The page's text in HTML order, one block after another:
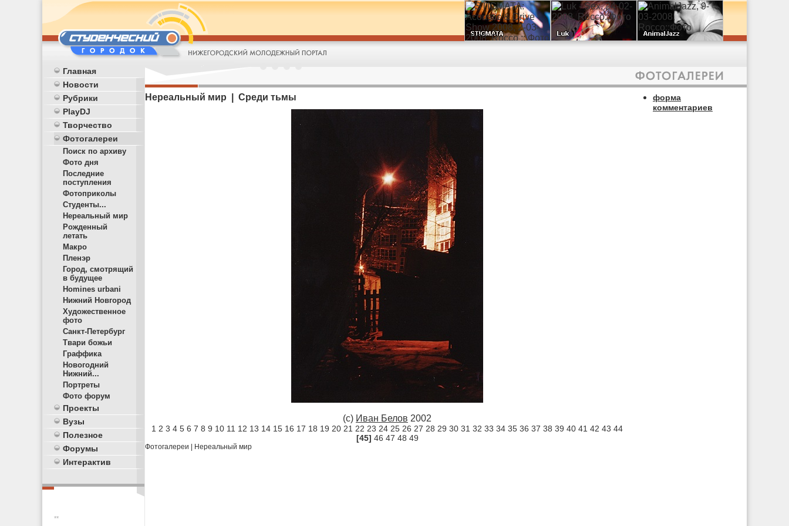
Главная
Новости
Рубрики
PlayDJ
Творчество
Фотогалереи
Поиск по архиву
Фото дня
Последние
поступления
Фотоприколы
Студенты...
Нереальный мир
Рожденный
летать
Макро
Пленэр
Город, смотрящий
в будущее
Homines urbani
Нижний Новгород
Художественное
фото
Санкт-Петербург
Твари божьи
Граффика
Новогодний
Нижний...
Портреты
Фото форум
Проекты
Вузы
Полезное
Форумы
Интерактив
**
Нереальный мир | Среди тьмы
(c) Иван Белов 2002
1 2 3 4 5 6 7 8 9 10 11 12 13 14 15 16 17 18 19 20 21 22 23 24 25 26 27 28 29 30 31 32 33 34 35 36 37 38 39 40 41 42 43 44
[45] 46 47 48 49
Фотогалереи Нереальный мир
форма
комментариев